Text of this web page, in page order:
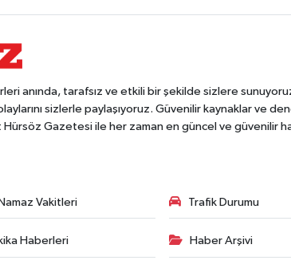
anında, tarafsız ve etkili bir şekilde sizlere
sizlerle paylaşıyoruz. Güvenilir kaynaklar ve
Gazetesi ile her zaman en güncel ve güvenilir
Vakitleri Trafik Durumu
Haberleri Haber Arşivi